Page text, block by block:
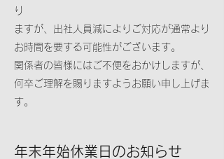
り
ますが、出社人員減によりご対応が通常より
お時間を要する可能性がございます。
関係者の皆様にはご不便をおかけしますが、
何卒ご理解を賜りますようお願い申し上げま
す。
年末年始休業日のお知らせ